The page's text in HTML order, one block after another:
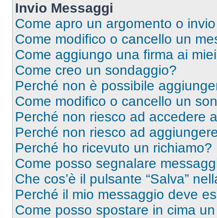
Invio Messaggi
Come apro un argomento o
Come modifico o cancello un
Come aggiungo una firma ai
Come creo un sondaggio?
Perché non è possibile
Come modifico o cancello un
Perché non riesco ad accedere
Perché non riesco ad
Perché ho ricevuto un richiamo?
Come posso segnalare
Che cos’è il pulsante “Salva”
Perché il mio messaggio deve
Come posso spostare in cima